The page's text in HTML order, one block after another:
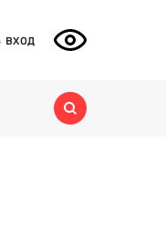
ВХОД